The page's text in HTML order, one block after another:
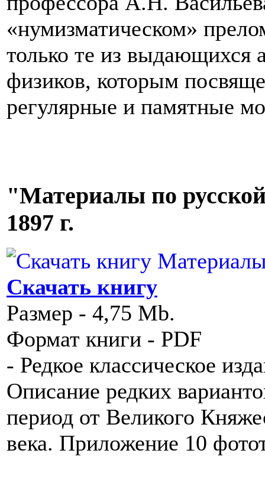
«нумизматическом»
только те из выдающихся
физиков, которым
регулярные и памятные
"Материалы по
1897 г.
Скачать книгу
Размер - 4,75 Mb.
Формат книги - PDF
- Редкое классическое
Описание редких
период от Великого
века. Приложение 10